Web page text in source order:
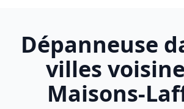
Dépanneuse
villes
Maisons-